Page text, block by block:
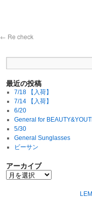
← Re check
最近の投稿
7/18 【入荷】
7/14 【入荷】
6/20
General for
5/30
General Sunglasses
ビーサン
アーカイブ